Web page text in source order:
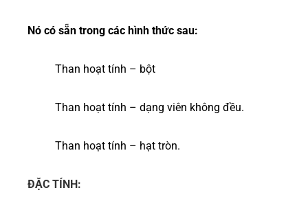
Nó có sẵn trong các hình thức sau:
Than hoạt tính – bột
Than hoạt tính – dạng viên không đều.
Than hoạt tính – hạt tròn.
ĐẶC TÍNH: